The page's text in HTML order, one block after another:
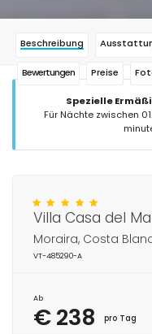
Beschreibung
Bewertungen Preise
Spezielle
Für Nächte zwischen
Villa Casa del
Moraira, Costa
VT-485290-A
Ab
€ 238 pro Tag